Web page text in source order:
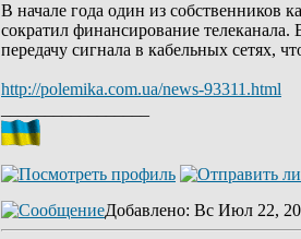
В начале года один из собственников
сократил финансирование
передачу сигнала в кабельных сетях,
http://polemika.com.ua/news-93311.html
Добавлено: Вс Июл 22,